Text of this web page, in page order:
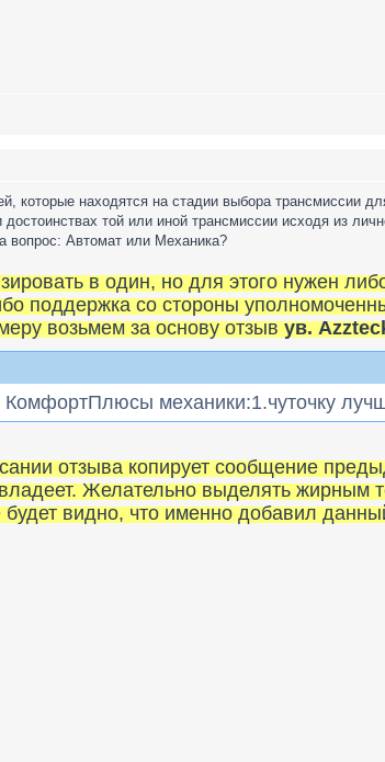
которые находятся на стадии выбора
той или иной трансмиссии исходя из
вопрос: Автомат или Механика?
в один, но для этого нужен
поддержка со стороны
возьмем за основу отзывув.
механики:1.чуточку
отзыва копирует сообщение
Желательно выделять жирным
видно, что именно добавил